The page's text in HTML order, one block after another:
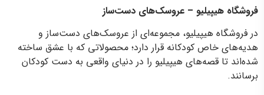
فروشگاه هیپیلیو – عروسک‌های دست‌ساز
در فروشگاه هیپیلیو، مجموعه‌ای از عروسک‌های دست‌ساز و
هدیه‌های خاص کودکانه قرار دارد؛ محصولاتی که با عشق ساخته
شده‌اند تا قصه‌های هیپیلیو را در دنیای واقعی به دست کودکان
برسانند.